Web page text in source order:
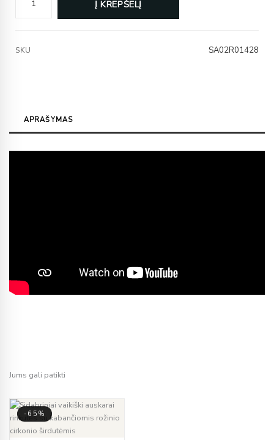
Į KREPŠELĮ
SKU SA02R01428
APRAŠYMAS
Jums gali patikti
-65%